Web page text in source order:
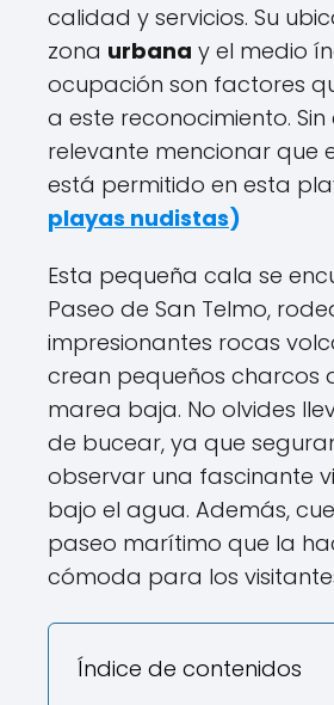
calidad y servicios. Su
zona urbana y el medio
ocupación son factores
a este reconocimiento.
relevante mencionar que
está permitido en esta
playas nudistas)
Esta pequeña cala se
Paseo de San Telmo,
impresionantes rocas
crean pequeños charcos
marea baja. No olvides
de bucear, ya que
observar una fascinante
bajo el agua. Además,
paseo marítimo que la
cómoda para los
Índice de contenidos